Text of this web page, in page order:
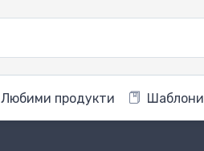
Любими продукти Шаблони